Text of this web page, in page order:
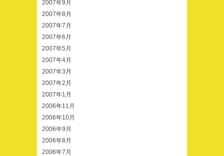
2007年9月
2007年8月
2007年7月
2007年6月
2007年5月
2007年4月
2007年3月
2007年2月
2007年1月
2006年11月
2006年10月
2006年9月
2006年8月
2006年7月